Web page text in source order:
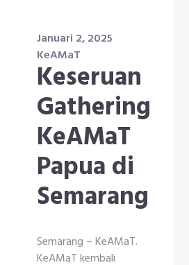
Januari 2, 2025
KeAMaT
Keseruan
Gathering
KeAMaT
Papua di
Semarang
Semarang – KeAMaT.
KeAMaT kembali